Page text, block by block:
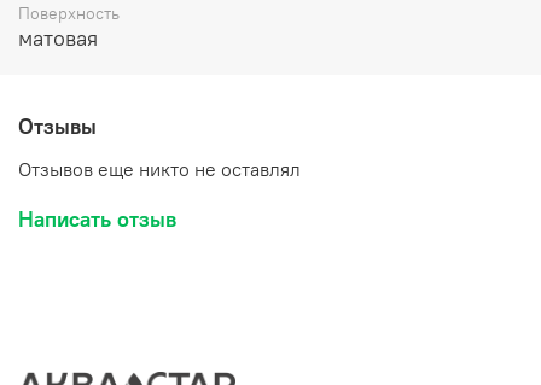
Поверхность
матовая
Отзывы
Отзывов еще никто не оставлял
Написать отзыв